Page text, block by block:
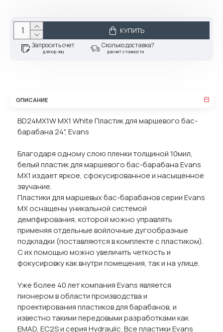
КУПИТЬ
Запросить счет
для юр.лиц
Сколько доставка?
расчет стоимости
ОПИСАНИЕ
BD24MX1W MX1 White Пластик для маршевого бас-
барабана 24", Evans
Благодаря одному слою пленки толщиной 10мил,
белый пластик для маршевого бас-барабана Evans
MX1 издает яркое, сфокусированное и насыщенное
звучание.
Пластики для маршевых бас-барабанов серии Evans
MX оснащены уникальной системой
демпфирования, которой можно управлять
применяя отдельные войлочные дугообразные
подкладки (поставляются в комплекте с пластиком).
С их помощью можно увеличить четкость и
фокусировку как внутри помещения, так и на улице.
Уже более 40 лет компания Evans является
пионером в области производства и
проектирования пластиков для барабанов, и
известно такими передовыми разработками как
EMAD, EC2S и серия Hydraulic. Все пластики Evans